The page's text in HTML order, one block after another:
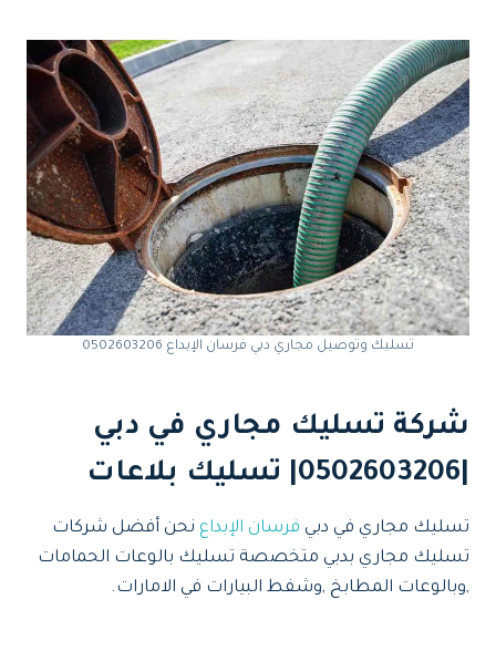
تسليك وتوصيل مجاري دبي فرسان الإبداع 0502603206
شركة تسليك مجاري في دبي
تسليك مجاري في دبي فرسان الإبداع نحن أفضل شركات
تسليك مجاري بدبي متخصصة تسليك بالوعات الحمامات
,وبالوعات المطابخ ,وشفط البيارات في الامارات.